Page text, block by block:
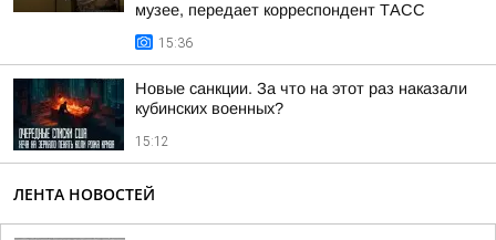
музее, передает корреспондент ТАСС
15:36
Новые санкции. За что на этот раз наказали
кубинских военных?
15:12
ЛЕНТА НОВОСТЕЙ